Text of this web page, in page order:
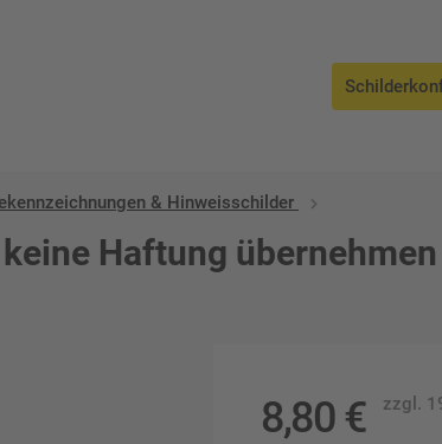
& Hinweisschilder
Haftung übernehmen
8,80 € zzgl.